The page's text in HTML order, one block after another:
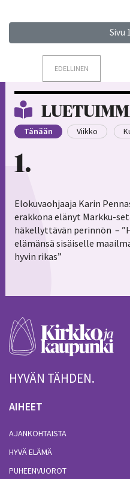
Sivu
EDELLINEN
Tänään Viikko
1
Elokuvaohjaaja Karin
erakkona elänyt Markku-
häkellyttävän perinnön –
elämänsä sisäiselle
hyvin rikas”
HYVÄN TÄHDEN.
AIHEET
AJANKOHTAISTA
HYVÄ ELÄMÄ
PUHEENVUOROT